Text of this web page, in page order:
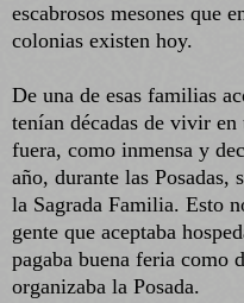
escabrosos mesones que
colonias existen hoy.
De una de esas familias
tenían décadas de vivir
fuera, como inmensa y
año, durante las Posadas,
la Sagrada Familia. Esto
gente que aceptaba
pagaba buena feria como
organizaba la Posada.